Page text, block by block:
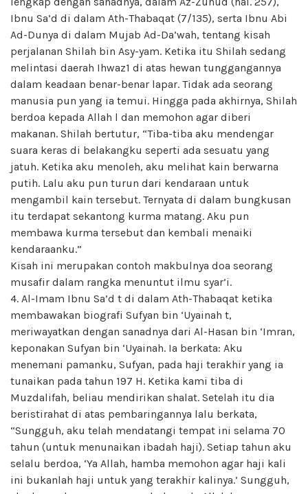
Ibnu Sa’d di dalam Ath-Thabaqat (7/135), serta Ibnu Abi
Ad-Dunya di dalam Mujab Ad-Da’wah, tentang kisah
perjalanan Shilah bin Asy-yam. Ketika itu Shilah sedang
melintasi daerah Ihwaz1 di atas hewan tunggangannya
dalam keadaan benar-benar lapar. Tidak ada seorang
manusia pun yang ia temui. Hingga pada akhirnya, Shilah
berdoa kepada Allah l dan memohon agar diberi
makanan. Shilah bertutur, “Tiba-tiba aku mendengar
suara keras di belakangku seperti ada sesuatu yang
jatuh. Ketika aku menoleh, aku melihat kain berwarna
putih. Lalu aku pun turun dari kendaraan untuk
mengambil kain tersebut. Ternyata di dalam bungkusan
itu terdapat sekantong kurma matang. Aku pun
membawa kurma tersebut dan kembali menaiki
kendaraanku.”
Kisah ini merupakan contoh makbulnya doa seorang
musafir dalam rangka menuntut ilmu syar’i.
4. Al-Imam Ibnu Sa’d t di dalam Ath-Thabaqat ketika
membawakan biografi Sufyan bin ‘Uyainah t,
meriwayatkan dengan sanadnya dari Al-Hasan bin ‘Imran,
keponakan Sufyan bin ‘Uyainah. Ia berkata: Aku
menemani pamanku, Sufyan, pada haji terakhir yang ia
tunaikan pada tahun 197 H. Ketika kami tiba di
Muzdalifah, beliau mendirikan shalat. Setelah itu dia
beristirahat di atas pembaringannya lalu berkata,
“Sungguh, aku telah mendatangi tempat ini selama 70
tahun (untuk menunaikan ibadah haji). Setiap tahun aku
selalu berdoa, ‘Ya Allah, hamba memohon agar haji kali
ini bukanlah haji untuk yang terakhir kalinya.’ Sungguh,